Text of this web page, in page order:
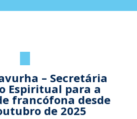
– Secretária
Espiritual para a
francófona desde
de 2025